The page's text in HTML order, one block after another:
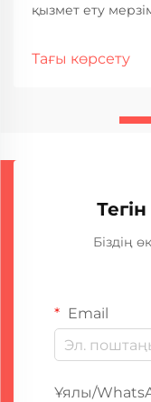
қызмет ету
қамтамасыз ету
Тағы көрсету
Біздің
Email
Ұялы/